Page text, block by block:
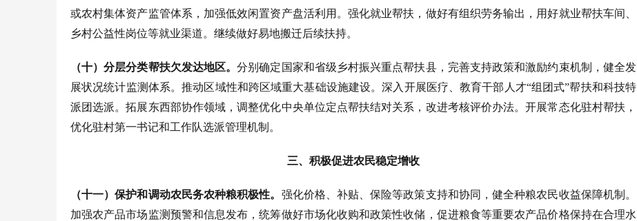
或农村集体资产监管体系，加强低效闲置资产盘活利用。强化就业帮扶，做好有组织劳务输出，用好就业帮扶车间、
乡村公益性岗位等就业渠道。继续做好易地搬迁后续扶持。
（十）分层分类帮扶欠发达地区。分别确定国家和省级乡村振兴重点帮扶县，完善支持政策和激励约束机制，健全发
展状况统计监测体系。推动区域性和跨区域重大基础设施建设。深入开展医疗、教育干部人才“组团式”帮扶和科技特
派团选派。拓展东西部协作领域，调整优化中央单位定点帮扶结对关系，改进考核评价办法。开展常态化驻村帮扶，
优化驻村第一书记和工作队选派管理机制。
三、积极促进农民稳定增收
（十一）保护和调动农民务农种粮积极性。 强化价格、补贴、保险等政策支持和协同，健全种粮农民收益保障机制。
加强农产品市场监测预警和信息发布，统筹做好市场化收购和政策性收储，促进粮食等重要农产品价格保持在合理水